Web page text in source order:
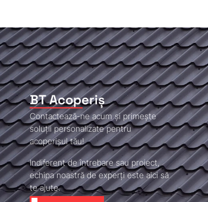
BT Acoperiș
Contactează-ne acum și primește
soluții personalizate pentru
acoperișul tău!
Indiferent de întrebare sau proiect,
echipa noastră de experți este aici să
te ajute.